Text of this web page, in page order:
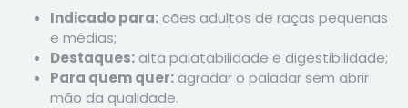
Indicado para: cães adultos de raças pequenas
e médias;
Destaques: alta palatabilidade e digestibilidade;
Para quem quer: agradar o paladar sem abrir
mão da qualidade.